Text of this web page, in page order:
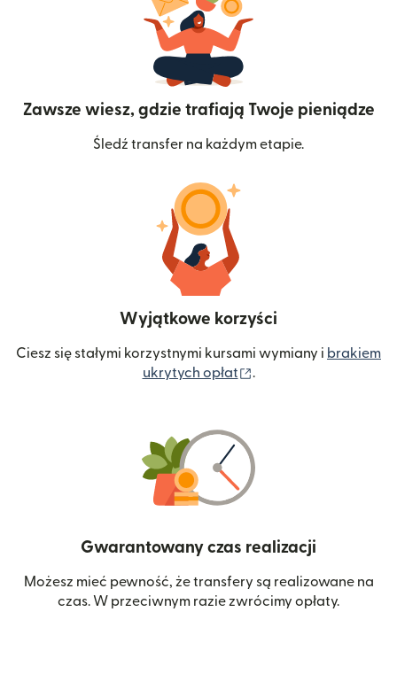
Zawsze wiesz, gdzie trafiają Twoje pieniądze
Śledź transfer na każdym etapie.
Wyjątkowe korzyści
Ciesz się stałymi korzystnymi kursami wymiany i brakiem
ukrytych opłat
.
Gwarantowany czas realizacji
Możesz mieć pewność, że transfery są realizowane na
czas. W przeciwnym razie zwrócimy opłaty.